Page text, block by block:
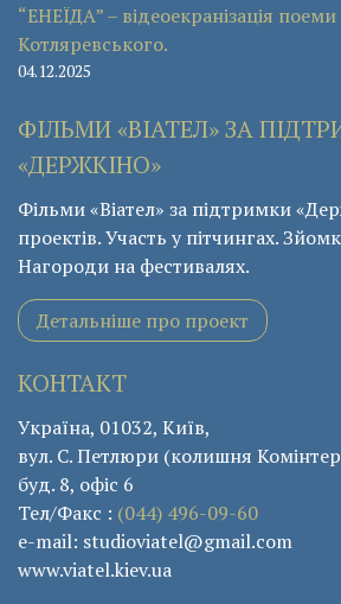
“ЕНЕЇДА” – відеоекранізація поеми
Котляревського.
04.12.2025
ФІЛЬМИ «ВІАТЕЛ» ЗА
«ДЕРЖКІНО»
Фільми «Віател» за підтримки
проектів. Участь у пітчингах.
Нагороди на фестивалях.
Детальніше про проект
КОНТАКТ
Україна, 01032, Київ,
вул. С. Петлюри (колишня
буд. 8, офіс 6
Тел/Факс : (044) 496-09-60
e-mail: studioviatel@gmail.com
www.viatel.kiev.ua